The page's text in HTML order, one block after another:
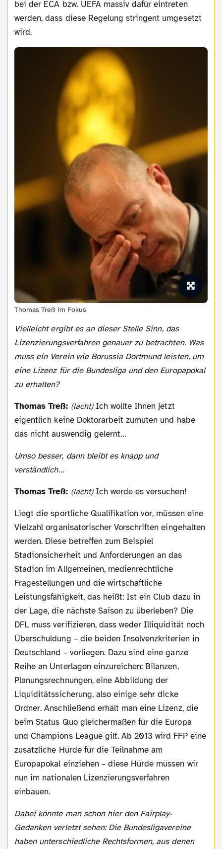
bei der ECA bzw. UEFA massiv dafür eintreten
werden, dass diese Regelung stringent umgesetzt
wird.
Thomas Treß im Fokus
Vielleicht ergibt es an dieser Stelle Sinn, das
Lizenzierungsverfahren genauer zu betrachten. Was
muss ein Verein wie Borussia Dortmund leisten, um
eine Lizenz für die Bundesliga und den Europapokal
zu erhalten?
Thomas Treß: (lacht)Ich wollte Ihnen jetzt
eigentlich keine Doktorarbeit zumuten und habe
das nicht auswendig gelernt…
Umso besser, dann bleibt es knapp und
verständlich…
Thomas Treß: (lacht)Ich werde es versuchen!
Liegt die sportliche Qualifikation vor, müssen eine
Vielzahl organisatorischer Vorschriften eingehalten
werden. Diese betreffen zum Beispiel
Stadionsicherheit und Anforderungen an das
Stadion im Allgemeinen, medienrechtliche
Fragestellungen und die wirtschaftliche
Leistungsfähigkeit, das heißt: Ist ein Club dazu in
der Lage, die nächste Saison zu überleben? Die
DFL muss verifizieren, dass weder Illiquidität noch
Überschuldung – die beiden Insolvenzkriterien in
Deutschland – vorliegen. Dazu sind eine ganze
Reihe an Unterlagen einzureichen: Bilanzen,
Planungsrechnungen, eine Abbildung der
Liquiditätssicherung, also einige sehr dicke
Ordner. Anschließend erhält man eine Lizenz, die
beim Status Quo gleichermaßen für die Europa
und Champions League gilt. Ab 2013 wird FFP eine
zusätzliche Hürde für die Teilnahme am
Europapokal einziehen – diese Hürde müssen wir
nun im nationalen Lizenzierungsverfahren
einbauen.
Dabei könnte man schon hier den Fairplay-
Gedanken verletzt sehen: Die Bundesligavereine
haben unterschiedliche Rechtsformen, aus denen